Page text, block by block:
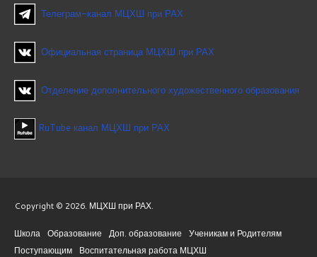
Телеграм-канал МЦХШ при РАХ
Официальная страница МЦХШ при РАХ
Отделение дополнительного художественного образования
RuTube канал МЦХШ при РАХ
Copyright © 2026. МЦХШ при РАХ.
Школа Образование Доп. образование
Ученикам и Родителям
Поступающим
Воспитательная работа МЦХШ